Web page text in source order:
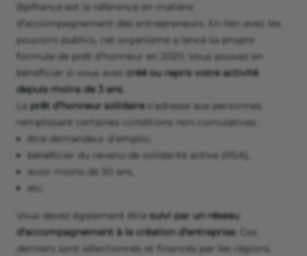
Bpifrance est la référence en matière
d’accompagnement des entrepreneurs. En lien avec les
pouvoirs publics, cet organisme a lancé sa propre
formule de prêt d’honneur en 2020. Vous pouvez en
bénéficier si vous avez créé ou repris votre activité
depuis moins de 3 ans.
Le prêt d’honneur solidaire s’adresse aux personnes
remplissant certaines conditions non cumulatives :
être demandeur d’emploi,
bénéficier du revenu de solidarité active (RSA),
avoir moins de 30 ans,
etc.
Vous devez également être suivi par un réseau
d’accompagnement à la création d’entreprise. Ces
derniers sont sélectionnés et financés par les régions.